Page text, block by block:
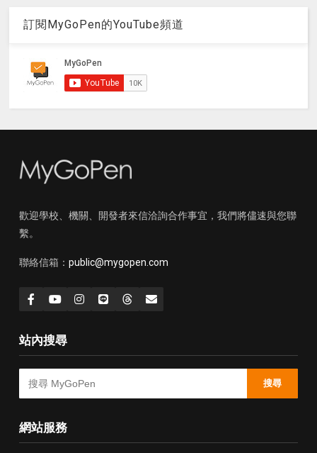
訂閱MyGoPen的YouTube頻道
歡迎學校、機關、開發者來信洽詢合作事宜，我們將儘速與您聯
繫。
聯絡信箱： public@mygopen.com
站內搜尋
搜尋
網站服務